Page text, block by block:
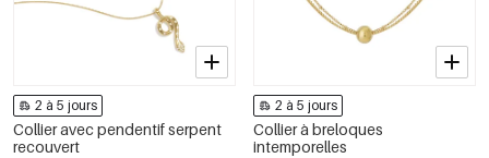
2 à 5 jours
Collier avec pendentif serpent
recouvert
2 à 5 jours
Collier à breloques
intemporelles